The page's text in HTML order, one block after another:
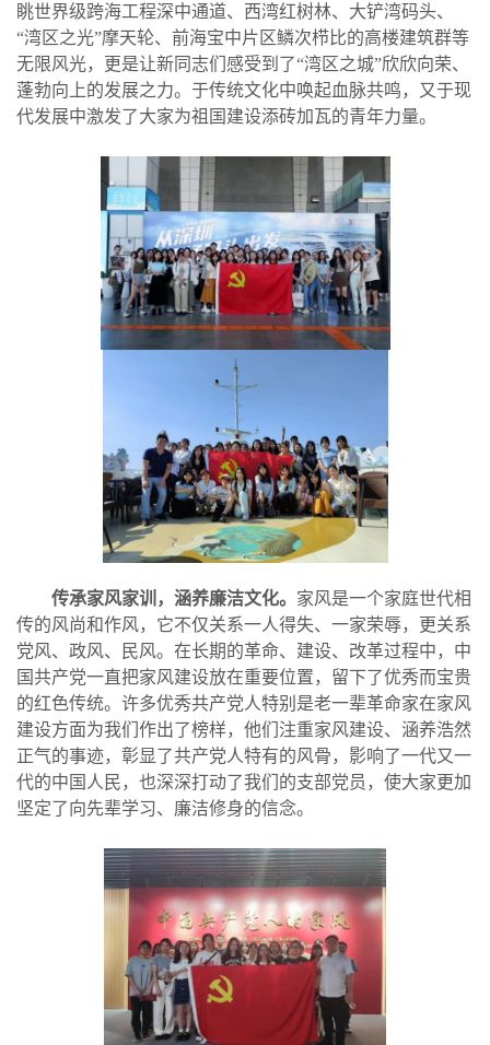
眺世界级跨海工程深中通道、西湾红树林、大铲湾码头、
“湾区之光”摩天轮、前海宝中片区鳞次栉比的高楼建筑群等
无限风光，更是让新同志们感受到了“湾区之城”欣欣向荣、
蓬勃向上的发展之力。于传统文化中唤起血脉共鸣，又于现
代发展中激发了大家为祖国建设添砖加瓦的青年力量。
传承家风家训，涵养廉洁文化。 家风是一个家庭世代相
传的风尚和作风，它不仅关系一人得失、一家荣辱，更关系
党风、政风、民风。在长期的革命、建设、改革过程中，中
国共产党一直把家风建设放在重要位置，留下了优秀而宝贵
的红色传统。许多优秀共产党人特别是老一辈革命家在家风
建设方面为我们作出了榜样，他们注重家风建设、涵养浩然
正气的事迹，彰显了共产党人特有的风骨，影响了一代又一
代的中国人民，也深深打动了我们的支部党员，使大家更加
坚定了向先辈学习、廉洁修身的信念。